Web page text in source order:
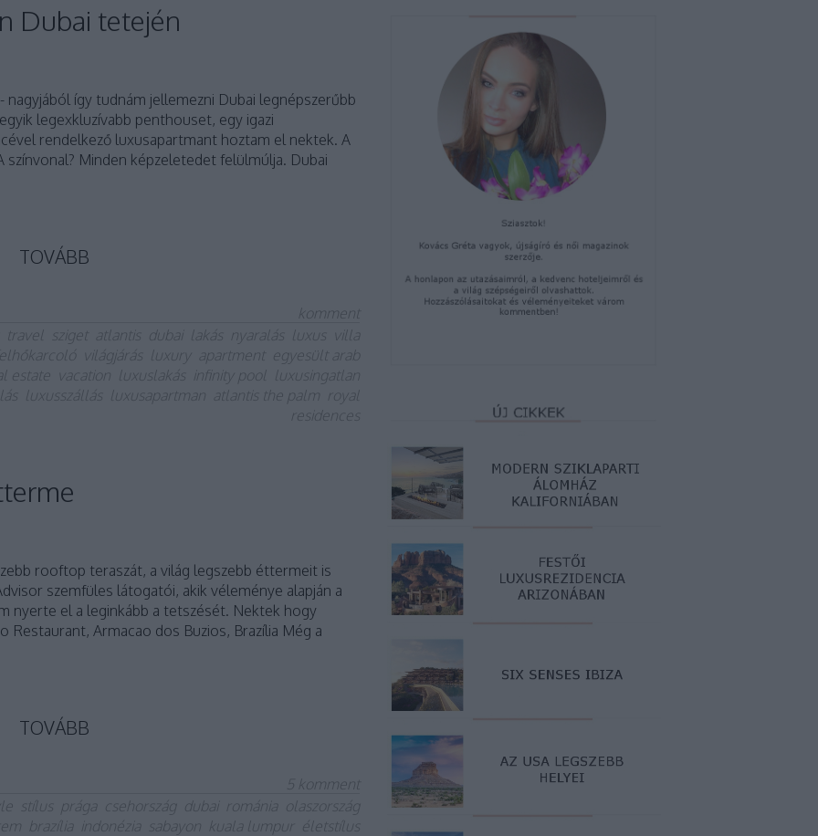
Dubai tetején
nagyjából így tudnám jellemezni Dubai legnépszerűbb
legexkluzívabb penthouset, egy igazi
rendelkező luxusapartmant hoztam el nektek. A
színvonal? Minden képzeletedet felülmúlja. Dubai
TOVÁBB
komment
travel sziget atlantis dubai lakás nyaralás luxus
világjárás luxury apartment
egyesült arab
estate vacation luxuslakás infinity pool
luxusingatlan
luxusszállás luxusapartman atlantis the palm
royal
residences
rooftop teraszát, a világ legszebb éttermeit is
szemfüles látogatói, akik véleménye alapján a
nyerte el a leginkább a tetszését. Nektek hogy
Restaurant, Armacao dos Buzios, Brazília Még a
TOVÁBB
5 komment
stílus prága csehország dubai románia
olaszország
brazília indonézia sabayon kuala lumpur életstílus